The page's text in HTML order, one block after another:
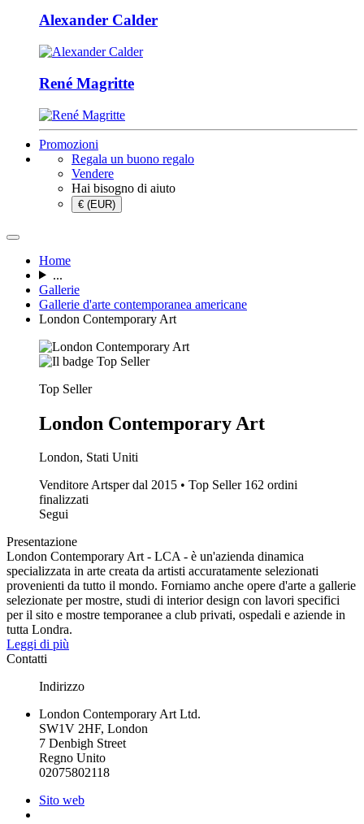
Alexander Calder
René Magritte
Promozioni
Regala un buono regalo
Vendere
Hai bisogno di aiuto
€ (EUR)
Home
...
Gallerie
Gallerie d'arte contemporanea americane
London Contemporary Art
Top Seller
London Contemporary Art
London, Stati Uniti
Venditore Artsper dal 2015 • Top Seller 162 ordini
finalizzati
Segui
Presentazione
London Contemporary Art - LCA - è un'azienda dinamica
specializzata in arte creata da artisti accuratamente selezionati
provenienti da tutto il mondo. Forniamo anche opere d'arte a gallerie
selezionate per mostre, studi di interior design con lavori specifici
per il sito e mostre temporanee a club privati, ospedali e aziende in
tutta Londra.
Leggi di più
Contatti
Indirizzo
London Contemporary Art Ltd.
SW1V 2HF, London
7 Denbigh Street
Regno Unito
02075802118
Sito web